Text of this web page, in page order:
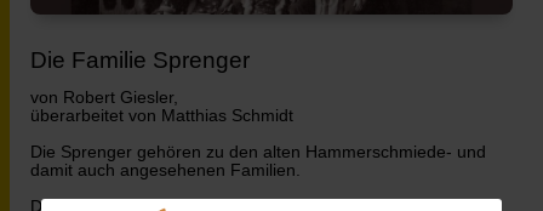
Die Familie Sprenger
von Robert Giesler,
überarbeitet von Matthias Schmidt
Die Sprenger gehören zu den alten Hammerschmiede- und
damit auch angesehenen Familien.
Der Sohn von Contzgin Sprenger war Gottschalk Sprenger.